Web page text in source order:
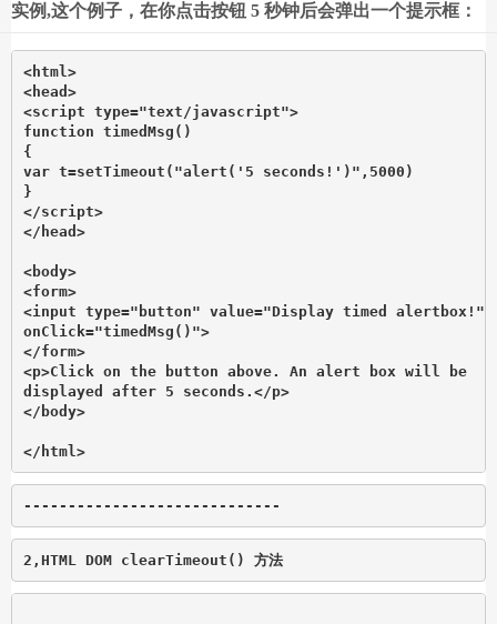
实例,这个例子，在你点击按钮 5 秒钟后会弹出一个提示框：
<html>
<head>
<script type="text/javascript">
function timedMsg()
{
var t=setTimeout("alert('5 seconds!')",5000)
}
</script>
</head>
<body>
<form>
<input type="button" value="Display timed alertbox!"
onClick="timedMsg()">
</form>
<p>Click on the button above. An alert box will be
displayed after 5 seconds.</p>
</body>
</html>
-----------------------------
2,HTML DOM clearTimeout() 方法